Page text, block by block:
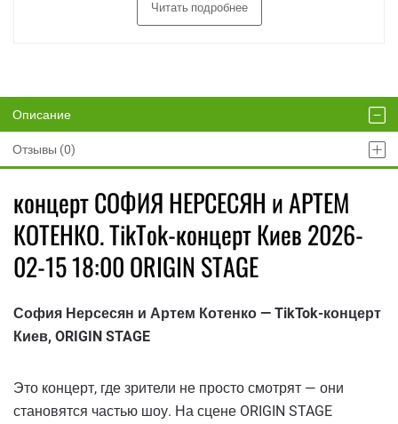
Читать подробнее
Описание
Отзывы (0)
концерт СОФИЯ НЕРСЕСЯН и АРТЕМ
КОТЕНКО. TikTok-концерт Киев 2026-
02-15 18:00 ORIGIN STAGE
София Нерсесян и Артем Котенко — TikTok-концерт
Киев, ORIGIN STAGE
Это концерт, где зрители не просто смотрят — они
становятся частью шоу. На сцене ORIGIN STAGE